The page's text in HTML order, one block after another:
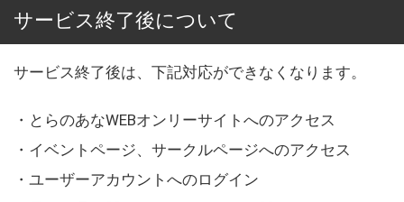
サービス終了後について
サービス終了後は、下記対応ができなくなります。
・とらのあなWEBオンリーサイトへのアクセス
・イベントページ、サークルページへのアクセス
・ユーザーアカウントへのログイン